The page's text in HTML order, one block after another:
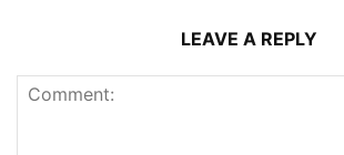
LEAVE A REPLY